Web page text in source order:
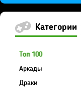
Категории
Топ 100
Аркады
Драки